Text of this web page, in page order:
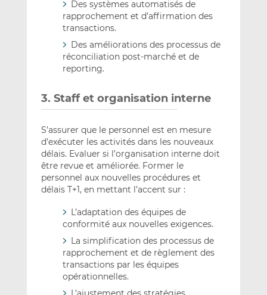
Des systèmes automatisés de
rapprochement et d’affirmation des
transactions.
Des améliorations des processus de
réconciliation post-marché et de
reporting.
3. Staff et organisation interne
S’assurer que le personnel est en mesure
d’exécuter les activités dans les nouveaux
délais. Evaluer si l’organisation interne doit
être revue et améliorée. Former le
personnel aux nouvelles procédures et
délais T+1, en mettant l’accent sur :
L’adaptation des équipes de
conformité aux nouvelles exigences.
La simplification des processus de
rapprochement et de règlement des
transactions par les équipes
opérationnelles.